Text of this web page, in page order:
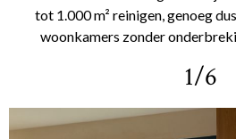
tot 1.000 m² reinigen, genoeg
woonkamers zonder
1/6